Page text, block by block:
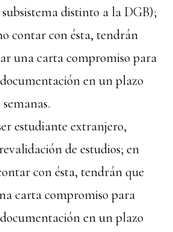
distinto a la DGB);
contar con ésta, tendrán
una carta compromiso para
en un plazo
estudiante extranjero,
de estudios; en
con ésta, tendrán que
carta compromiso para
en un plazo